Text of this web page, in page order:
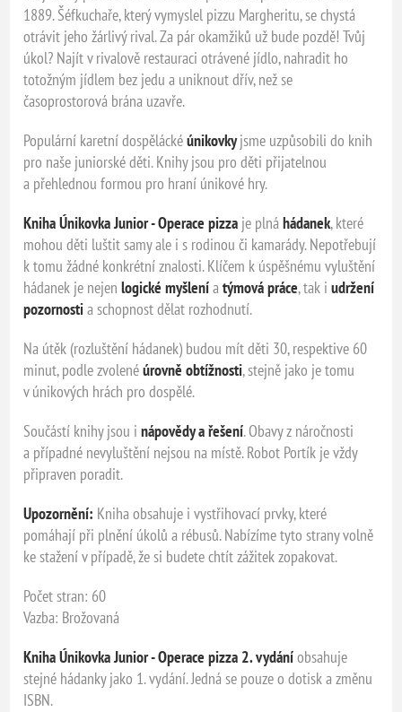
1889. Šéfkuchaře, který vymyslel pizzu Margheritu, se chystá
otrávit jeho žárlivý rival. Za pár okamžiků už bude pozdě! Tvůj
úkol? Najít v rivalově restauraci otrávené jídlo, nahradit ho
totožným jídlem bez jedu a uniknout dřív, než se
časoprostorová brána uzavře.
Populární karetní dospěláckéúnikovkyjsme uzpůsobili do knih
pro naše juniorské děti. Knihy jsou pro děti přijatelnou
a přehlednou formou pro hraní únikové hry.
Kniha Únikovka Junior - Operace pizza je plnáhádanek, které
mohou děti luštit samy ale i s rodinou či kamarády. Nepotřebují
k tomu žádné konkrétní znalosti. Klíčem k úspěšnému vyluštění
hádanek je nejenlogické myšleníatýmová práce, tak iudržení
pozornostia schopnost dělat rozhodnutí.
Na útěk (rozluštění hádanek) budou mít děti 30, respektive 60
minut, podle zvolenéúrovně obtížnosti, stejně jako je tomu
v únikových hrách pro dospělé.
Součástí knihy jsou inápovědy a řešení. Obavy z náročnosti
a případné nevyluštění nejsou na místě. Robot Portík je vždy
připraven poradit.
Upozornění: Kniha obsahuje i vystřihovací prvky, které
pomáhají při plnění úkolů a rébusů. Nabízíme tyto strany volně
ke stažení v případě, že si budete chtít zážitek zopakovat.
Počet stran: 60
Vazba: Brožovaná
Kniha Únikovka Junior - Operace pizza 2. vydáníobsahuje
stejné hádanky jako 1. vydání. Jedná se pouze o dotisk a změnu
ISBN.